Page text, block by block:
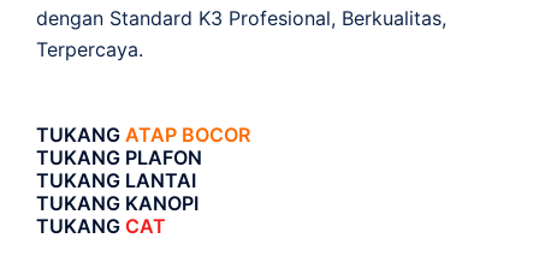
dengan Standard K3 Profesional, Berkualitas,
Terpercaya.
TUKANG ATAP BOCOR
TUKANG PLAFON
TUKANG LANTAI
TUKANG KANOPI
TUKANG CAT